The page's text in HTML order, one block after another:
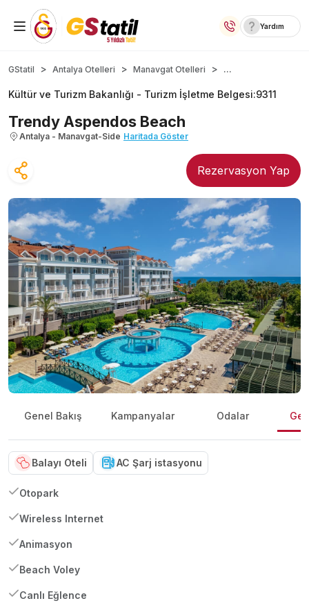
Yurt İçi Oteller
Temalı Oteller
Kıbrıs Otelleri
Taraftar Otelleri
Yurt Dışı Turlar
Yardım
GStatil Antalya Otelleri Manavgat Otelleri ...
Kültür ve Turizm Bakanlığı - Turizm İşletme Belgesi:9311
Trendy Aspendos Beach
Antalya - Manavgat-Side Haritada Göster
Rezervasyon Yap
Genel Bakış Kampanyalar Odalar
Balayı Oteli AC Şarj istasyonu
Otopark
Wireless Internet
Animasyon
Beach Voley
Canlı Eğlence